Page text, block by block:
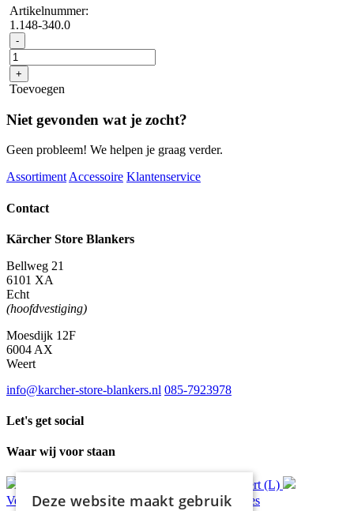
Artikelnummer:
1.148-340.0
- NT
40/1
Tact
Bs
*EU
+
Toevoegen
Niet gevonden wat je zocht?
Geen probleem! We helpen je graag verder.
Assortiment Accessoire Klantenservice
Contact
Kärcher Store Blankers
Bellweg 21
6101 XA
Echt
(hoofdvestiging)
Moesdijk 12F
6004 AX
Weert
info@karcher-store-blankers.nl 085-7923978
Let's get social
Waar wij voor staan
Ophalen in Echt of Weert (L)
Verzondenbinnen 48 uur* Persoonlijk advies
Deze website maakt gebruik